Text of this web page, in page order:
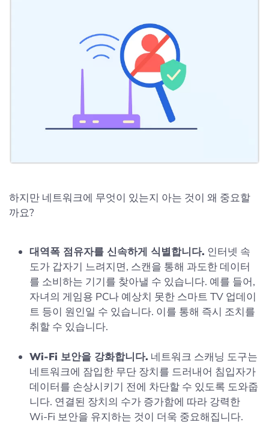
하지만 네트워크에 무엇이 있는지 아는 것이 왜 중요할
까요?
대역폭 점유자를 신속하게 식별합니다. 인터넷 속
도가 갑자기 느려지면, 스캔을 통해 과도한 데이터
를 소비하는 기기를 찾아낼 수 있습니다. 예를 들어,
자녀의 게임용 PC나 예상치 못한 스마트 TV 업데이
트 등이 원인일 수 있습니다. 이를 통해 즉시 조치를
취할 수 있습니다.
Wi-Fi 보안을 강화합니다. 네트워크 스캐닝 도구는
네트워크에 잠입한 무단 장치를 드러내어 침입자가
데이터를 손상시키기 전에 차단할 수 있도록 도와줍
니다. 연결된 장치의 수가 증가함에 따라 강력한
Wi-Fi 보안을 유지하는 것이 더욱 중요해집니다.